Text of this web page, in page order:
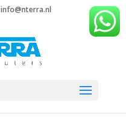
info@nterra.nl